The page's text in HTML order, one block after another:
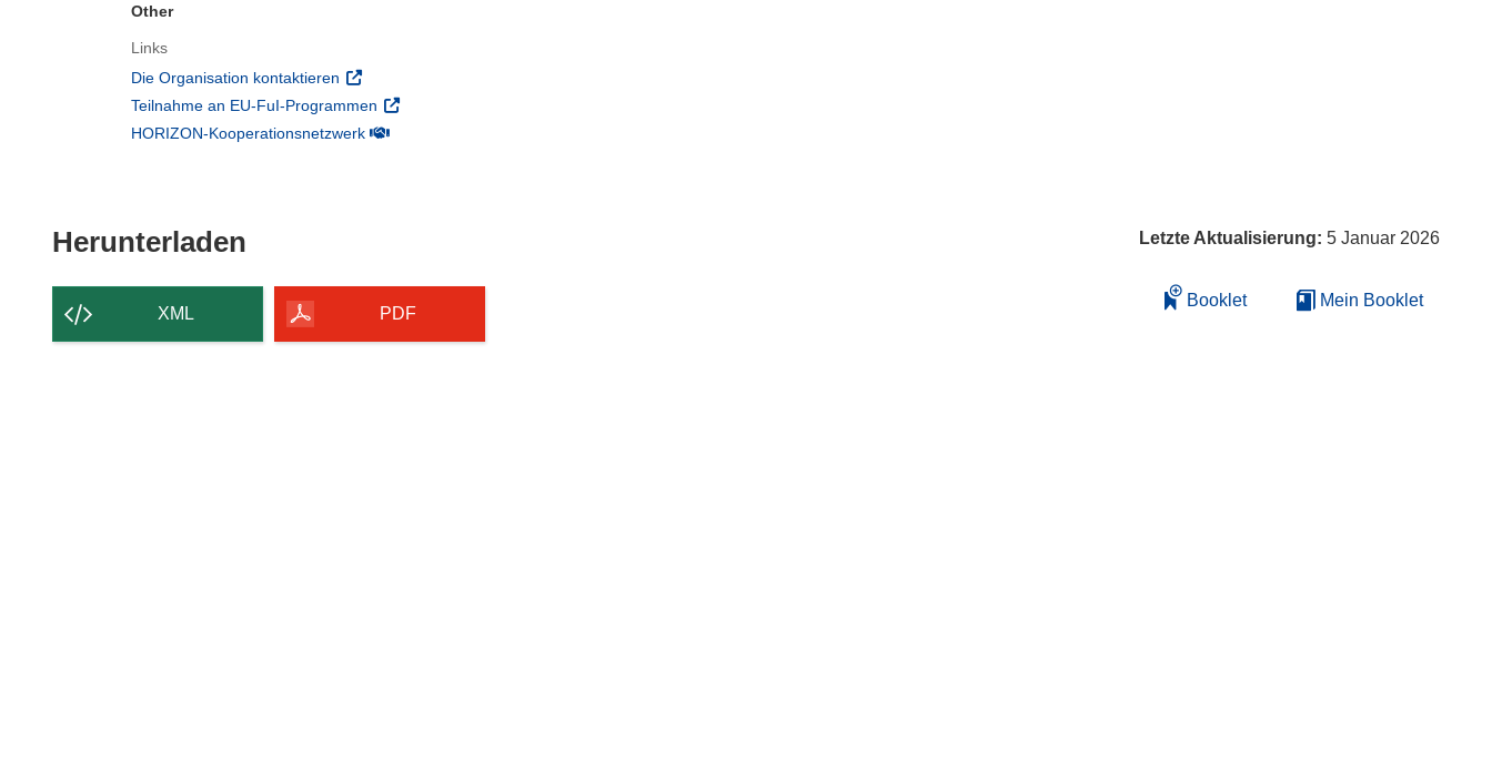
Other
Links
Die Organisation kontaktieren (öffnet in neuem Fenster)
Teilnahme an EU-FuI-Programmen (öffnet in neuem Fenster)
HORIZON-Kooperationsnetzwerk(öffnet in neuem Fenster)
Herunterladen
XML PDF
Letzte Aktualisierung: 5 Januar 2026
Booklet Mein Booklet